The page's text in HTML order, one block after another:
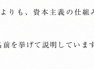
りも、資本主義の仕組
を挙げて説明していま